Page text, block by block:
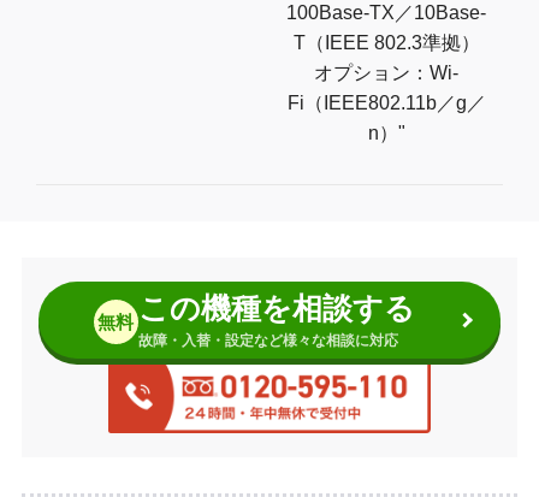
100Base-TX／10Base-
T（IEEE 802.3準拠）
オプション：Wi-
Fi（IEEE802.11b／g／
n）"
無料 この機種を相談する
故障・入替・設定など様々な相談に対応